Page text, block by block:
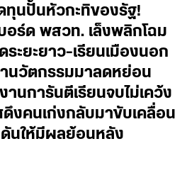
นปั้นหัวกะทิของรัฐ!
อร์ด พสวท. เล็งพลิกโฉม
ะยะยาว-เรียนเมืองนอก
านวัตกรรมมาลดหย่อน
านการันตีเรียนจบไม่เคว้ง
ดึงคนเก่งกลับมาขับเคลื่อน
นให้มีผลย้อนหลัง